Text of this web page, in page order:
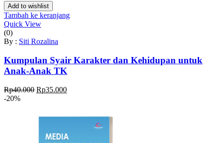
Rp50.000.
Rp40.000.
Add to wishlist
Tambah ke keranjang
Quick View
(0)
By : Siti Rozalina
Kumpulan Syair Karakter dan Kehidupan untuk
Anak-Anak TK
Rp40.000 Harga
Rp40.000.
Rp35.000Harga
adalah:
Rp35.000.
-20%